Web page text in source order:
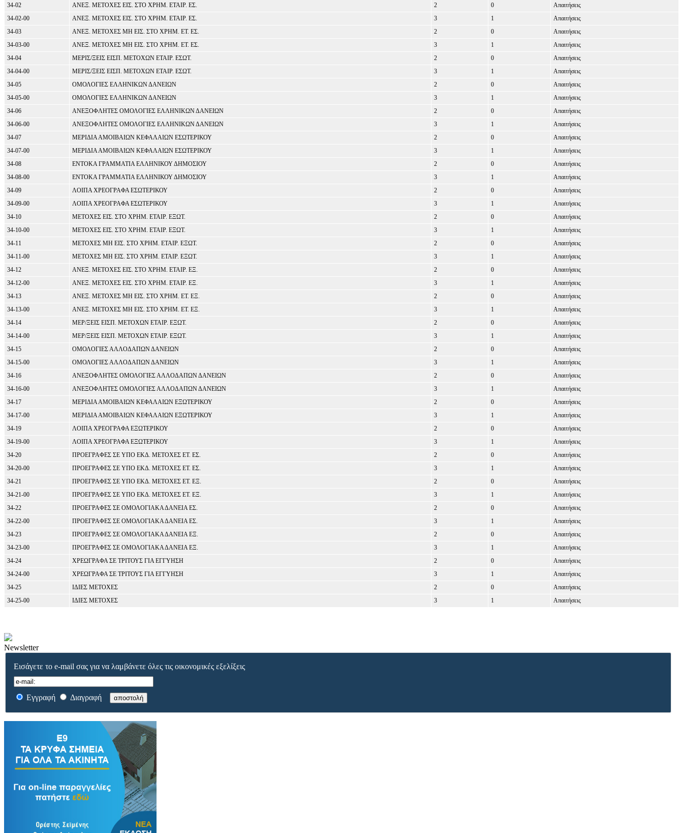
34-02
ΑΝΕΞ. ΜΕΤΟΧΕΣ ΕΙΣ. ΣΤΟ ΧΡΗΜ. ΕΤΑΙΡ. ΕΣ. 2 0
Απαιτήσεις
34-02-00
ΑΝΕΞ. ΜΕΤΟΧΕΣ ΕΙΣ. ΣΤΟ ΧΡΗΜ. ΕΤΑΙΡ. ΕΣ. 3 1
Απαιτήσεις
34-03
ΑΝΕΞ. ΜΕΤΟΧΕΣ ΜΗ ΕΙΣ. ΣΤΟ ΧΡΗΜ. ΕΤ. ΕΣ. 2 0
Απαιτήσεις
34-03-00
ΑΝΕΞ. ΜΕΤΟΧΕΣ ΜΗ ΕΙΣ. ΣΤΟ ΧΡΗΜ. ΕΤ. ΕΣ. 3 1
Απαιτήσεις
34-04
ΜΕΡΙΣ/ΞΕΙΣ ΕΙΣΠ. ΜΕΤΟΧΩΝ ΕΤΑΙΡ. ΕΣΩΤ. 2 0
Απαιτήσεις
34-04-00
ΜΕΡΙΣ/ΞΕΙΣ ΕΙΣΠ. ΜΕΤΟΧΩΝ ΕΤΑΙΡ. ΕΣΩΤ. 3 1
Απαιτήσεις
34-05
ΟΜΟΛΟΓΙΕΣ ΕΛΛΗΝΙΚΩΝ ΔΑΝΕΙΩΝ 2 0
Απαιτήσεις
34-05-00
ΟΜΟΛΟΓΙΕΣ ΕΛΛΗΝΙΚΩΝ ΔΑΝΕΙΩΝ 3 1
Απαιτήσεις
34-06
ΑΝΕΞΟΦΛΗΤΕΣ ΟΜΟΛΟΓΙΕΣ ΕΛΛΗΝΙΚΩΝ ΔΑΝΕΙΩΝ 2 0
Απαιτήσεις
34-06-00
ΑΝΕΞΟΦΛΗΤΕΣ ΟΜΟΛΟΓΙΕΣ ΕΛΛΗΝΙΚΩΝ ΔΑΝΕΙΩΝ 3 1
Απαιτήσεις
34-07
ΜΕΡΙΔΙΑ ΑΜΟΙΒΑΙΩΝ ΚΕΦΑΛΑΙΩΝ ΕΣΩΤΕΡΙΚΟΥ 2 0
Απαιτήσεις
34-07-00
ΜΕΡΙΔΙΑ ΑΜΟΙΒΑΙΩΝ ΚΕΦΑΛΑΙΩΝ ΕΣΩΤΕΡΙΚΟΥ 3 1
Απαιτήσεις
34-08
ΕΝΤΟΚΑ ΓΡΑΜΜΑΤΙΑ ΕΛΛΗΝΙΚΟΥ ΔΗΜΟΣΙΟΥ 2 0
Απαιτήσεις
34-08-00
ΕΝΤΟΚΑ ΓΡΑΜΜΑΤΙΑ ΕΛΛΗΝΙΚΟΥ ΔΗΜΟΣΙΟΥ 3 1
Απαιτήσεις
34-09
ΛΟΙΠΑ ΧΡΕΟΓΡΑΦΑ ΕΣΩΤΕΡΙΚΟΥ 2 0
Απαιτήσεις
34-09-00
ΛΟΙΠΑ ΧΡΕΟΓΡΑΦΑ ΕΣΩΤΕΡΙΚΟΥ 3 1
Απαιτήσεις
34-10
ΜΕΤΟΧΕΣ ΕΙΣ. ΣΤΟ ΧΡΗΜ. ΕΤΑΙΡ. ΕΞΩΤ. 2 0
Απαιτήσεις
34-10-00
ΜΕΤΟΧΕΣ ΕΙΣ. ΣΤΟ ΧΡΗΜ. ΕΤΑΙΡ. ΕΞΩΤ. 3 1
Απαιτήσεις
34-11
ΜΕΤΟΧΕΣ ΜΗ ΕΙΣ. ΣΤΟ ΧΡΗΜ. ΕΤΑΙΡ. ΕΞΩΤ. 2 0
Απαιτήσεις
34-11-00
ΜΕΤΟΧΕΣ ΜΗ ΕΙΣ. ΣΤΟ ΧΡΗΜ. ΕΤΑΙΡ. ΕΞΩΤ. 3 1
Απαιτήσεις
34-12
ΑΝΕΞ. ΜΕΤΟΧΕΣ ΕΙΣ. ΣΤΟ ΧΡΗΜ. ΕΤΑΙΡ. ΕΞ. 2 0
Απαιτήσεις
34-12-00
ΑΝΕΞ. ΜΕΤΟΧΕΣ ΕΙΣ. ΣΤΟ ΧΡΗΜ. ΕΤΑΙΡ. ΕΞ. 3 1
Απαιτήσεις
34-13
ΑΝΕΞ. ΜΕΤΟΧΕΣ ΜΗ ΕΙΣ. ΣΤΟ ΧΡΗΜ. ΕΤ. ΕΞ. 2 0
Απαιτήσεις
34-13-00
ΑΝΕΞ. ΜΕΤΟΧΕΣ ΜΗ ΕΙΣ. ΣΤΟ ΧΡΗΜ. ΕΤ. ΕΞ. 3 1
Απαιτήσεις
34-14
ΜΕΡ/ΞΕΙΣ ΕΙΣΠ. ΜΕΤΟΧΩΝ ΕΤΑΙΡ. ΕΞΩΤ. 2 0
Απαιτήσεις
34-14-00
ΜΕΡ/ΞΕΙΣ ΕΙΣΠ. ΜΕΤΟΧΩΝ ΕΤΑΙΡ. ΕΞΩΤ. 3 1
Απαιτήσεις
34-15
ΟΜΟΛΟΓΙΕΣ ΑΛΛΟΔΑΠΩΝ ΔΑΝΕΙΩΝ 2 0
Απαιτήσεις
34-15-00
ΟΜΟΛΟΓΙΕΣ ΑΛΛΟΔΑΠΩΝ ΔΑΝΕΙΩΝ 3 1
Απαιτήσεις
34-16
ΑΝΕΞΟΦΛΗΤΕΣ ΟΜΟΛΟΓΙΕΣ ΑΛΛΟΔΑΠΩΝ ΔΑΝΕΙΩΝ 2 0
Απαιτήσεις
34-16-00
ΑΝΕΞΟΦΛΗΤΕΣ ΟΜΟΛΟΓΙΕΣ ΑΛΛΟΔΑΠΩΝ ΔΑΝΕΙΩΝ 3 1
Απαιτήσεις
34-17
ΜΕΡΙΔΙΑ ΑΜΟΙΒΑΙΩΝ ΚΕΦΑΛΑΙΩΝ ΕΞΩΤΕΡΙΚΟΥ 2 0
Απαιτήσεις
34-17-00
ΜΕΡΙΔΙΑ ΑΜΟΙΒΑΙΩΝ ΚΕΦΑΛΑΙΩΝ ΕΞΩΤΕΡΙΚΟΥ 3 1
Απαιτήσεις
34-19
ΛΟΙΠΑ ΧΡΕΟΓΡΑΦΑ ΕΞΩΤΕΡΙΚΟΥ 2 0
Απαιτήσεις
34-19-00
ΛΟΙΠΑ ΧΡΕΟΓΡΑΦΑ ΕΞΩΤΕΡΙΚΟΥ 3 1
Απαιτήσεις
34-20
ΠΡΟΕΓΡΑΦΕΣ ΣΕ ΥΠΟ ΕΚΔ. ΜΕΤΟΧΕΣ ΕΤ. ΕΣ. 2 0
Απαιτήσεις
34-20-00
ΠΡΟΕΓΡΑΦΕΣ ΣΕ ΥΠΟ ΕΚΔ. ΜΕΤΟΧΕΣ ΕΤ. ΕΣ. 3 1
Απαιτήσεις
34-21
ΠΡΟΕΓΡΑΦΕΣ ΣΕ ΥΠΟ ΕΚΔ. ΜΕΤΟΧΕΣ ΕΤ. ΕΞ. 2 0
Απαιτήσεις
34-21-00
ΠΡΟΕΓΡΑΦΕΣ ΣΕ ΥΠΟ ΕΚΔ. ΜΕΤΟΧΕΣ ΕΤ. ΕΞ. 3 1
Απαιτήσεις
34-22
ΠΡΟΕΓΡΑΦΕΣ ΣΕ ΟΜΟΛΟΓΙΑΚΑ ΔΑΝΕΙΑ ΕΣ. 2 0
Απαιτήσεις
34-22-00
ΠΡΟΕΓΡΑΦΕΣ ΣΕ ΟΜΟΛΟΓΙΑΚΑ ΔΑΝΕΙΑ ΕΣ. 3 1
Απαιτήσεις
34-23
ΠΡΟΕΓΡΑΦΕΣ ΣΕ ΟΜΟΛΟΓΙΑΚΑ ΔΑΝΕΙΑ ΕΞ. 2 0
Απαιτήσεις
34-23-00
ΠΡΟΕΓΡΑΦΕΣ ΣΕ ΟΜΟΛΟΓΙΑΚΑ ΔΑΝΕΙΑ ΕΞ. 3 1
Απαιτήσεις
34-24
ΧΡΕΩΓΡΑΦΑ ΣΕ ΤΡΙΤΟΥΣ ΓΙΑ ΕΓΓΥΗΣΗ 2 0
Απαιτήσεις
34-24-00
ΧΡΕΩΓΡΑΦΑ ΣΕ ΤΡΙΤΟΥΣ ΓΙΑ ΕΓΓΥΗΣΗ 3 1
Απαιτήσεις
34-25
ΙΔΙΕΣ ΜΕΤΟΧΕΣ 2 0
Απαιτήσεις
34-25-00
ΙΔΙΕΣ ΜΕΤΟΧΕΣ 3 1 Απαιτήσεις
Newsletter
Εισάγετε το e-mail σας για να λαμβάνετε όλες τις οικονομικές εξελίξεις
Εγγραφή Διαγραφή αποστολή